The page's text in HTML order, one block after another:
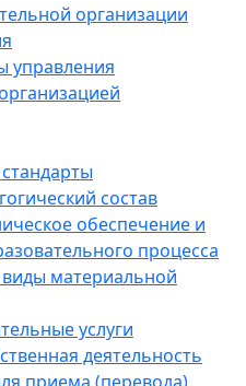
организации
управления
состав
обеспечение и
процесса
материальной
услуги
деятельность